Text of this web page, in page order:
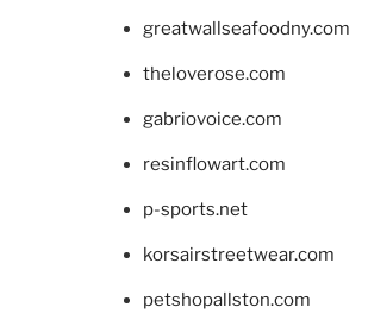
greatwallseafoodny.com
theloverose.com
gabriovoice.com
resinflowart.com
p-sports.net
korsairstreetwear.com
petshopallston.com